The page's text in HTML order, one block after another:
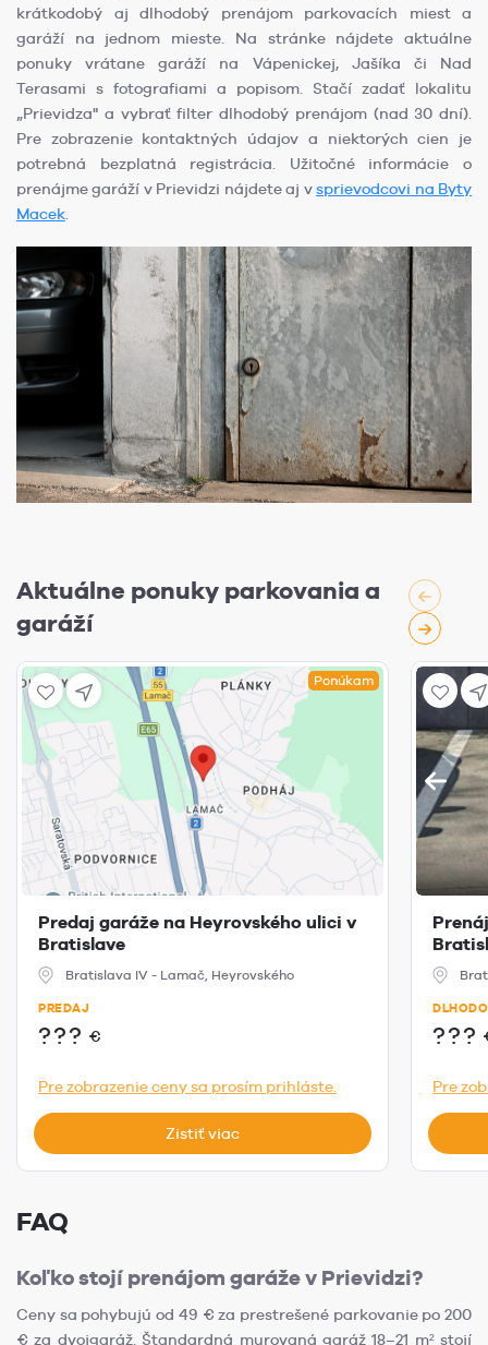
krátkodobý aj dlhodobý prenájom parkovacích miest a
garáží na jednom mieste. Na stránke nájdete aktuálne
ponuky vrátane garáží na Vápenickej, Jašíka či Nad
Terasami s fotografiami a popisom. Stačí zadať lokalitu
„Prievidza" a vybrať filter dlhodobý prenájom (nad 30 dní).
Pre zobrazenie kontaktných údajov a niektorých cien je
potrebná bezplatná registrácia. Užitočné informácie o
prenájme garáží v Prievidzi nájdete aj vsprievodcovi na Byty
Macek
Aktuálne ponuky parkovania a
garáží
Ponúkam
Predaj garáže na Heyrovského ulici v
Bratislave
Bratislava IV - Lamač, Heyrovského
PREDAJ
??? €
Pre zobrazenie ceny sa prosím prihláste.
Zistiť viac
???
Pre
FAQ
Koľko stojí prenájom garáže v Prievidzi?
Ceny sa pohybujú od 49 € za prestrešené parkovanie po 200
€ za dvojgaráž. Štandardná murovaná garáž 18–21 m² stojí